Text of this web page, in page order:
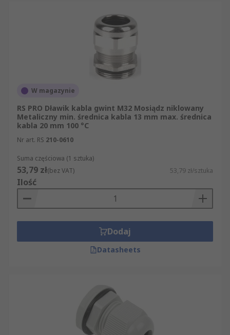
W magazynie
RS PRO Dławik kabla gwint M32 Mosiądz niklowany
Metaliczny min. średnica kabla 13 mm max. średnica
kabla 20 mm 100 °C
Nr art. RS 210-0610
Suma częściowa (1 sztuka)
53,79 zł(bez VAT) 53,79 zł/sztuka
Ilość
Dodaj
Datasheets